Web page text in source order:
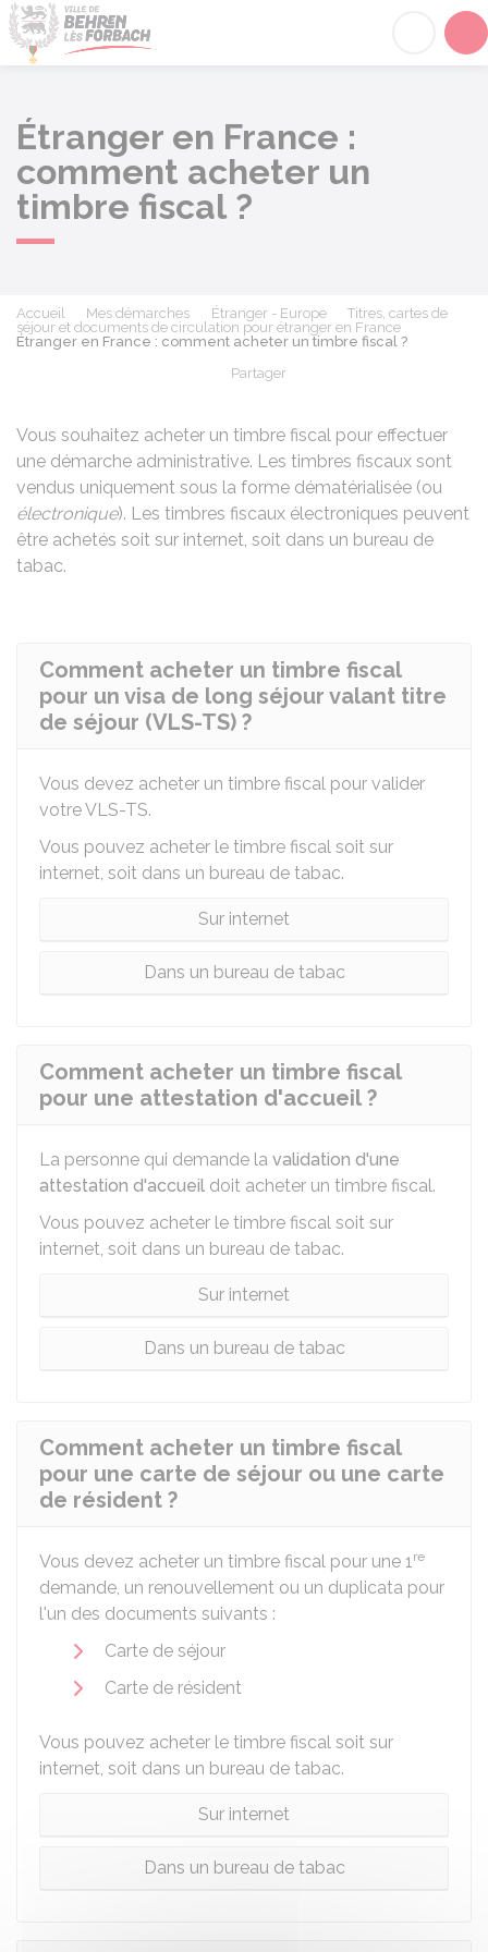
Étranger en France :
comment acheter un
timbre fiscal ?
Accueil Mes démarches Étranger - Europe
Titres, cartes de
séjour et documents de circulation pour étranger en France
Étranger en France : comment acheter un timbre fiscal ?
Partager
Vous souhaitez acheter un timbre fiscal pour effectuer
une démarche administrative. Les timbres fiscaux sont
vendus uniquement sous la forme dématérialisée (ou
électronique). Les timbres fiscaux électroniques peuvent
être achetés soit sur internet, soit dans un bureau de
tabac.
Comment acheter un timbre fiscal
pour un visa de long séjour valant titre
de séjour (VLS-TS) ?
Vous devez acheter un timbre fiscal pour valider
votre VLS-TS.
Vous pouvez acheter le timbre fiscal soit sur
internet, soit dans un bureau de tabac.
Sur internet
Dans un bureau de tabac
Comment acheter un timbre fiscal
pour une attestation d'accueil ?
La personne qui demande la validation d'une
attestation d'accueil doit acheter un timbre fiscal.
Vous pouvez acheter le timbre fiscal soit sur
internet, soit dans un bureau de tabac.
Sur internet
Dans un bureau de tabac
Comment acheter un timbre fiscal
pour une carte de séjour ou une carte
de résident ?
Vous devez acheter un timbre fiscal pour une 1re
demande, un renouvellement ou un duplicata pour
l'un des documents suivants :
Carte de séjour
Carte de résident
Vous pouvez acheter le timbre fiscal soit sur
internet, soit dans un bureau de tabac.
Sur internet
Dans un bureau de tabac